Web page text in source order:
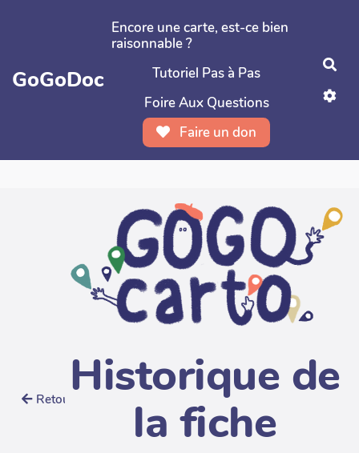
Aller au contenu principal
GoGoDoc
Encore une carte, est-ce bien
raisonnable ?
Tutoriel Pas à Pas
Foire Aux Questions
Faire un don
Retour Historique de
la fiche